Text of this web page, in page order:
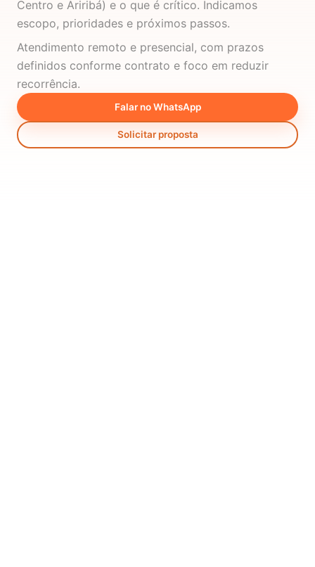
Centro e Ariribá) e o que é crítico. Indicamos
escopo, prioridades e próximos passos.
Atendimento remoto e presencial, com prazos
definidos conforme contrato e foco em reduzir
recorrência.
Falar no WhatsApp
Solicitar proposta